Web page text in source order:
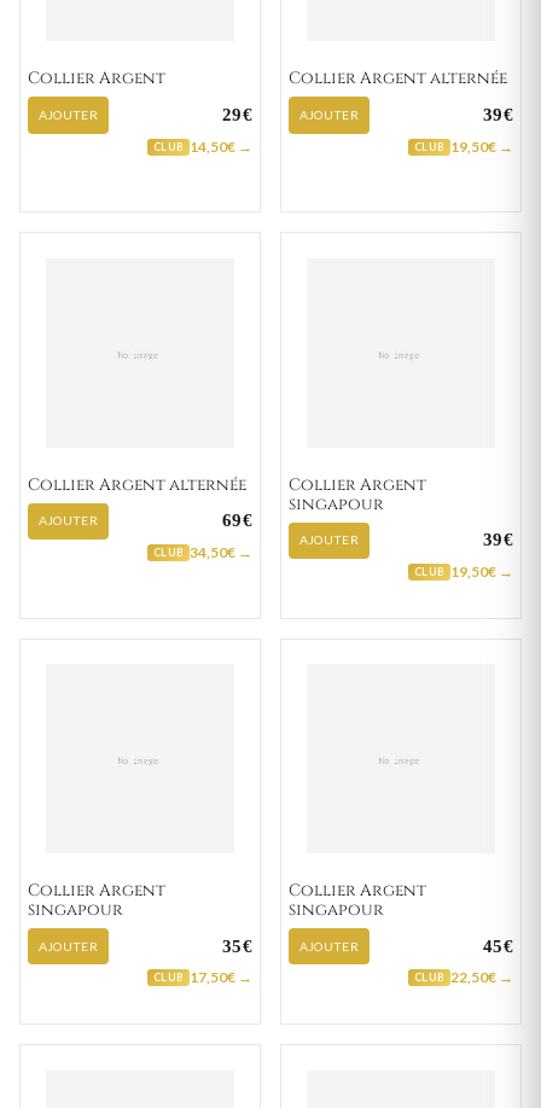
Collier Argent
AJOUTER 29€
CLUB 14,50€ →
Collier Argent alternée
AJOUTER 39€
CLUB 19,50€ →
Collier Argent alternée
AJOUTER 69€
CLUB 34,50€ →
Collier Argent
singapour
AJOUTER 39€
CLUB 19,50€ →
Collier Argent
singapour
AJOUTER 35€
CLUB 17,50€ →
Collier Argent
singapour
AJOUTER 45€
CLUB 22,50€ →